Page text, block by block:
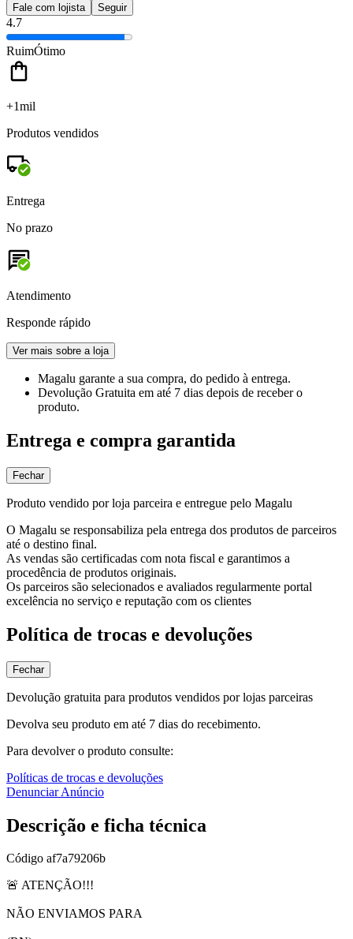
Fale com lojista Seguir
4.7
RuimÓtimo
+1mil
Produtos vendidos
Entrega
No prazo
Atendimento
Responde rápido
Ver mais sobre a loja
Magalu garante a sua compra, do pedido à entrega.
Devolução Gratuita em até 7 dias depois de receber o
produto.
Entrega e compra garantida
Fechar
Produto vendido por loja parceira e entregue pelo Magalu
O Magalu se responsabiliza pela entrega dos produtos de parceiros
até o destino final.
As vendas são certificadas com nota fiscal e garantimos a
procedência de produtos originais.
Os parceiros são selecionados e avaliados regularmente portal
excelência no serviço e reputação com os clientes
Política de trocas e devoluções
Fechar
Devolução gratuita para produtos vendidos por lojas parceiras
Devolva seu produto em até 7 dias do recebimento.
Para devolver o produto consulte:
Políticas de trocas e devoluções
Denunciar Anúncio
Descrição e ficha técnica
Código af7a79206b
🚨 ATENÇÃO!!!
NÃO ENVIAMOS PARA